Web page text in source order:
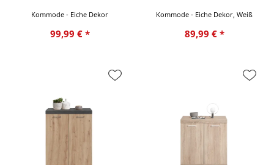
Kommode - Eiche Dekor
99,99 € *
Kommode - Eiche Dekor, Weiß
89,99 € *